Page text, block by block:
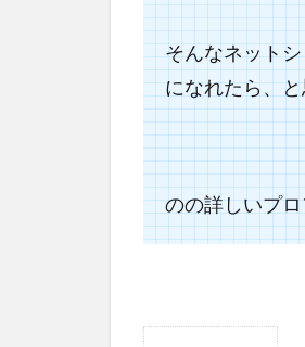
そんなネット
になれたら、
のの詳しいプ